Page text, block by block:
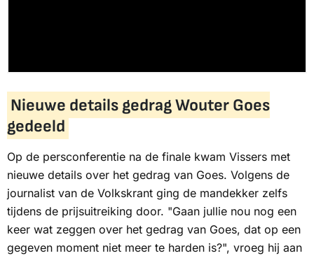
Nieuwe details gedrag Wouter Goes
gedeeld
Op de persconferentie na de finale kwam Vissers met
nieuwe details over het gedrag van Goes. Volgens de
journalist van de Volkskrant ging de mandekker zelfs
tijdens de prijsuitreiking door. "Gaan jullie nou nog een
keer wat zeggen over het gedrag van Goes, dat op een
gegeven moment niet meer te harden is?", vroeg hij aan